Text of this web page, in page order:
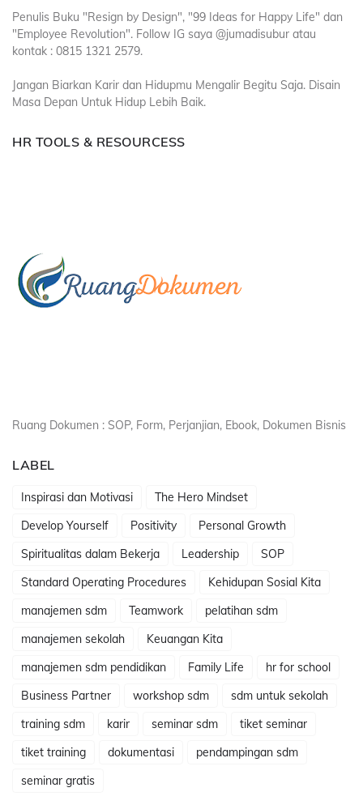
Penulis Buku "Resign by Design", "99 Ideas for Happy Life" dan
"Employee Revolution". Follow IG saya @jumadisubur atau
kontak : 0815 1321 2579.
Jangan Biarkan Karir dan Hidupmu Mengalir Begitu Saja. Disain
Masa Depan Untuk Hidup Lebih Baik.
HR TOOLS & RESOURCESS
Ruang Dokumen : SOP, Form, Perjanjian, Ebook, Dokumen Bisnis
LABEL
Inspirasi dan Motivasi
The Hero Mindset
Develop Yourself
Positivity
Personal Growth
Spiritualitas dalam Bekerja
Leadership
SOP
Standard Operating Procedures
Kehidupan Sosial Kita
manajemen sdm
Teamwork
pelatihan sdm
manajemen sekolah
Keuangan Kita
manajemen sdm pendidikan
Family Life
hr for school
Business Partner
workshop sdm
sdm untuk sekolah
training sdm
karir seminar sdm
tiket seminar
tiket training
dokumentasi
pendampingan sdm
seminar gratis